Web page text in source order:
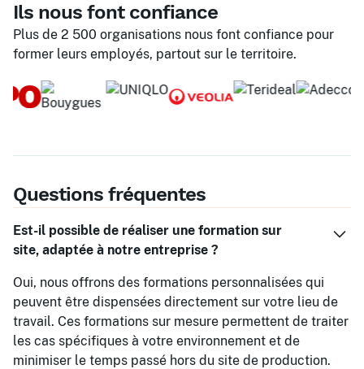
Ils nous font confiance
Plus de 2 500 organisations nous font confiance pour
former leurs employés, partout sur le territoire.
Questions fréquentes
Est-il possible de réaliser une formation sur
site, adaptée à notre entreprise ?
Oui, nous offrons des formations personnalisées qui
peuvent être dispensées directement sur votre lieu de
travail. Ces formations sur mesure permettent de traiter
les cas spécifiques à votre environnement et de
minimiser le temps passé hors du site de production.